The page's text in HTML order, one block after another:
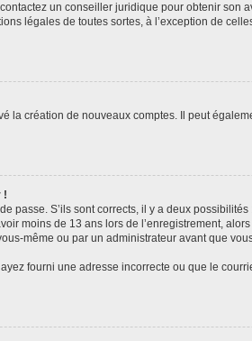
un conseiller juridique pour obtenir
légales de toutes sortes, à l’exception de
la création de nouveaux comptes. Il peut
!
passe. S’ils sont corrects, il y a deux possibilités
moins de 13 ans lors de l’enregistrement,
même ou par un administrateur avant que
fourni une adresse incorrecte ou que le